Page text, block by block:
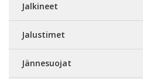
Jalkineet
Jalustimet
Jännesuojat